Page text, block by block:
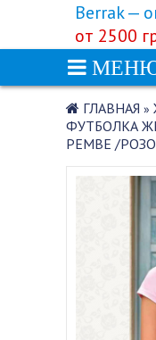
Berrak —
от 2500
ГЛАВНАЯ »
ФУТБОЛКА
PEMBE /